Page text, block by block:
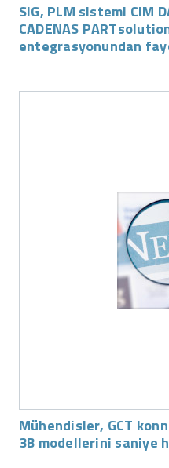
SIG, PLM sistemi CIM
CADENAS
entegrasyonundan
Mühendisler, GCT
3B modellerini saniye